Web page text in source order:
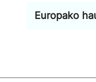
Europako